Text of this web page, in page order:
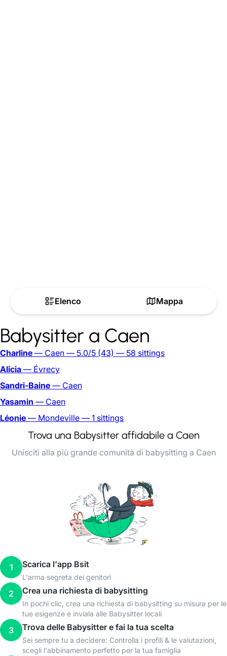
Elenco Mappa
Babysitter a Caen
Charline — Caen — 5.0/5 (43) — 58 sittings
Alicia — Évrecy
Sandri-Baine — Caen
Yasamin — Caen
Léonie — Mondeville — 1 sittings
Trova una Babysitter affidabile a Caen
Unisciti alla più grande comunità di babysitting a Caen
1 Scarica l'app Bsit
L'arma segreta dei genitori
2 Crea una richiesta di babysitting
In pochi clic, crea una richiesta di babysitting su misura per le
tue esigenze e inviala alle Babysitter locali
3 Trova delle Babysitter e fai la tua scelta
Sei sempre tu a decidere: Controlla i profili & le valutazioni,
scegli l'abbinamento perfetto per la tua famiglia